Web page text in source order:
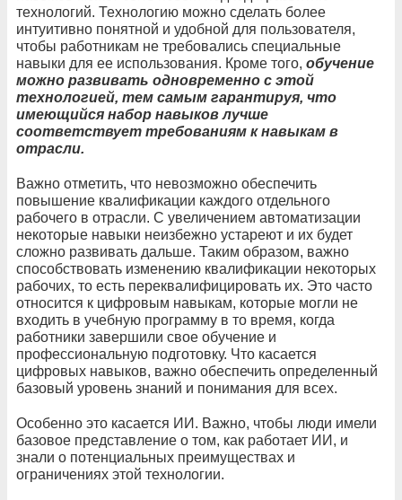
технологий. Технологию можно сделать более
интуитивно понятной и удобной для пользователя,
чтобы работникам не требовались специальные
навыки для ее использования. Кроме того, обучение
можно развивать одновременно с этой
технологией, тем самым гарантируя, что
имеющийся набор навыков лучше
соответствует требованиям к навыкам в
отрасли.
Важно отметить, что невозможно обеспечить
повышение квалификации каждого отдельного
рабочего в отрасли. С увеличением автоматизации
некоторые навыки неизбежно устареют и их будет
сложно развивать дальше. Таким образом, важно
способствовать изменению квалификации некоторых
рабочих, то есть переквалифицировать их. Это часто
относится к цифровым навыкам, которые могли не
входить в учебную программу в то время, когда
работники завершили свое обучение и
профессиональную подготовку. Что касается
цифровых навыков, важно обеспечить определенный
базовый уровень знаний и понимания для всех.
Особенно это касается ИИ. Важно, чтобы люди имели
базовое представление о том, как работает ИИ, и
знали о потенциальных преимуществах и
ограничениях этой технологии.